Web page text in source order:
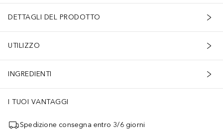
DETTAGLI DEL PRODOTTO
UTILIZZO
INGREDIENTI
I TUOI VANTAGGI
Spedizione consegna entro 3/6 giorni